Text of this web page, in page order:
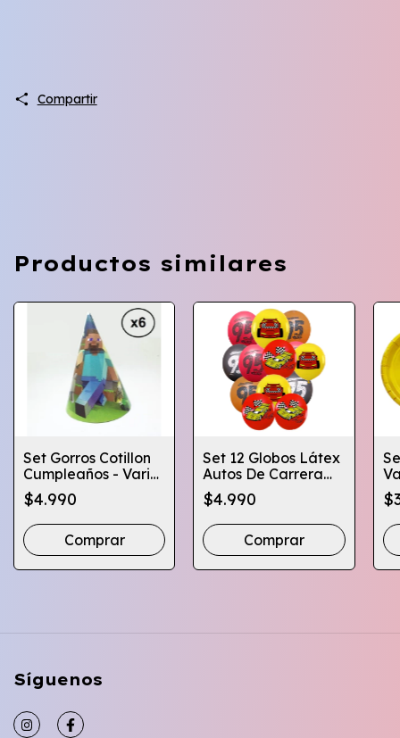
Compartir
Productos similares
Set Gorros Cotillon
Cumpleaños - Varios
Personajes - X6 Pcs
$4.990
Comprar
Set 12 Globos Látex
Autos De Carrera
Decoración
Cumpleaños
$4.990
Comprar
Síguenos